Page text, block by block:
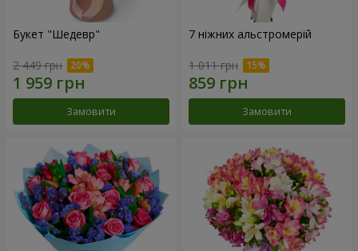
Букет "Шедевр"
2 449 грн
Замовити
7 ніжних альстромерій
1 011 грн
Замовити